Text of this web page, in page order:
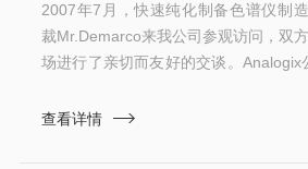
2007年7月，快速纯化制备色谱仪制
裁Mr.Demarco来我公司参观访问，双
场进行了亲切而友好的交谈。Analogix
纯化色谱设备及色谱柱的生产厂商，
科技走廊地区的伯灵顿市。其快速色
查看详情